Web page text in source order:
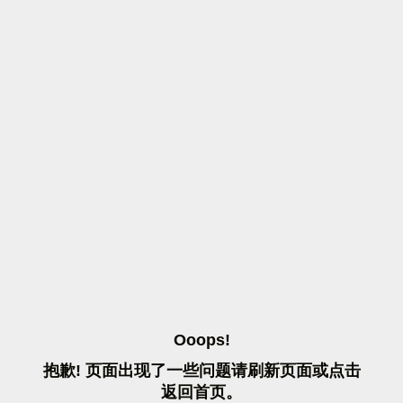
OOOPS!
抱歉! 页面出现了一些问题请刷 新页面或点击
返 回首页。